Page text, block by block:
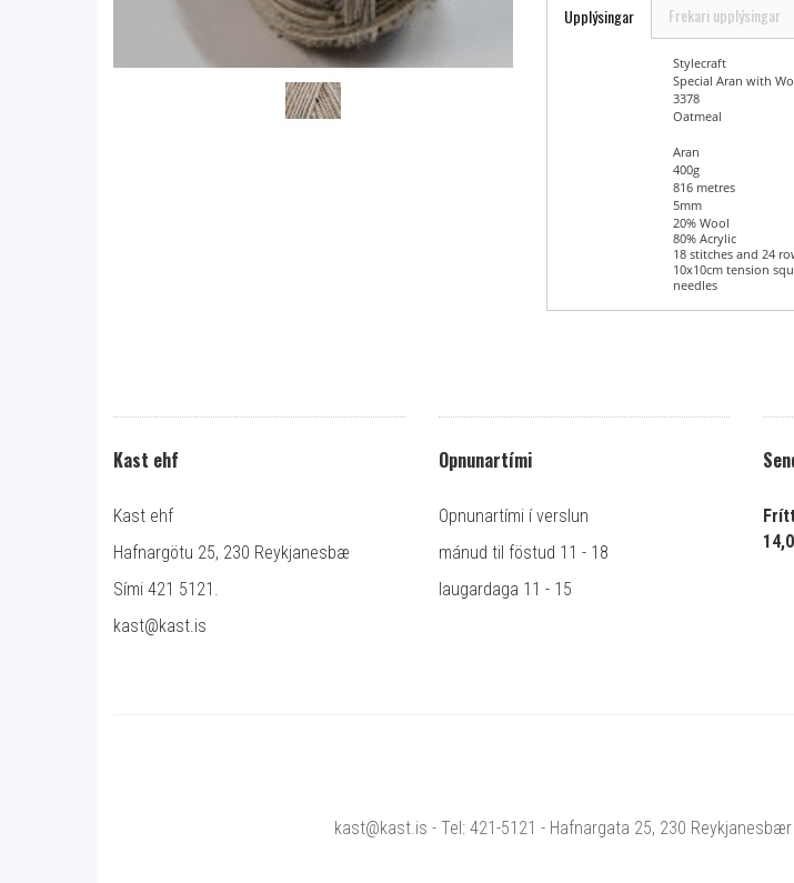
Upplýsingar Frekari upplýsingar
Stylecraft
Special Aran with
3378
Oatmeal
Aran
400g
816 metres
5mm
20% Wool
80% Acrylic
18 stitches and 24
10x10cm tension
needles
Kast ehf
Kast ehf
Hafnargötu 25, 230 Reykjanesbæ
Sími 421 5121.
kast@kast.is
Opnunartími
Opnunartími í verslun
mánud til föstud 11 - 18
laugardaga 11 - 15
kast@kast.is - Tel: 421-5121 - Hafnargata 25, 230